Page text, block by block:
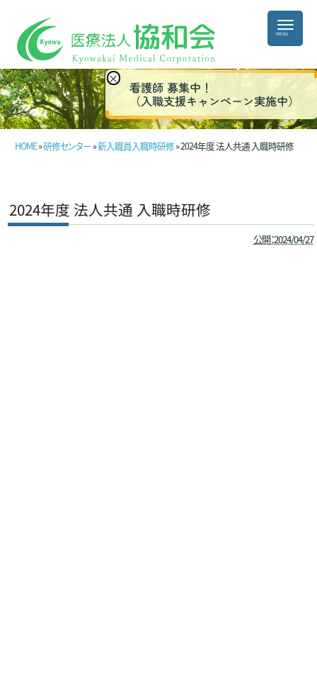
HOME»研修センター»新入職員入職時研修» 2024年度 法人共通 入職時研修
2024年度 法人共通 入職時研修
公開：2024/04/27
×
看護師 募集中！
（入職支援キャンペーン実施中）